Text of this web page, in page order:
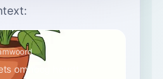
omhoog houdt